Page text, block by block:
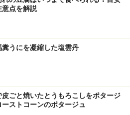
意点を解説
糞うにを凝縮した塩雲丹
皮ごと焼いたとうもろこしをポタージ
ストコーンのポタージュ